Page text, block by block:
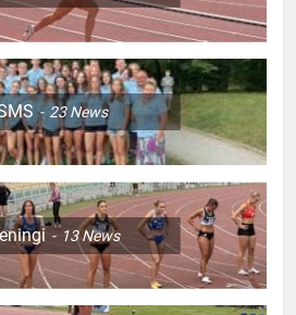
23News
13News